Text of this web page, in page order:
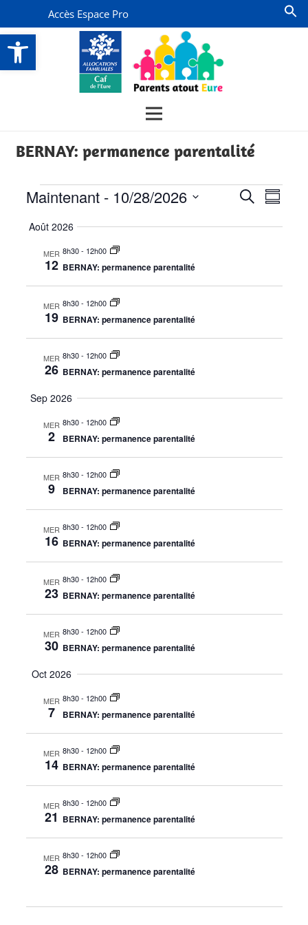
Ouvrir la barre d’outils
Accès Espace Pro
BERNAY: permanence parentalité
Évènements
vues
Recherche
vues
Résumé
Maintenant - 10/28/2026
la
date
Août 2026
MER
12
8h30- 12h00
BERNAY: permanence parentalité
MER
19
8h30- 12h00
BERNAY: permanence parentalité
MER
26
8h30- 12h00
BERNAY: permanence parentalité
Sep 2026
MER
2
8h30- 12h00
BERNAY: permanence parentalité
MER
9
8h30- 12h00
BERNAY: permanence parentalité
MER
16
8h30- 12h00
BERNAY: permanence parentalité
MER
23
8h30- 12h00
BERNAY: permanence parentalité
MER
30
8h30- 12h00
BERNAY: permanence parentalité
Oct 2026
MER
7
8h30- 12h00
BERNAY: permanence parentalité
MER
14
8h30- 12h00
BERNAY: permanence parentalité
MER
21
8h30- 12h00
BERNAY: permanence parentalité
MER
28
8h30- 12h00
BERNAY: permanence parentalité